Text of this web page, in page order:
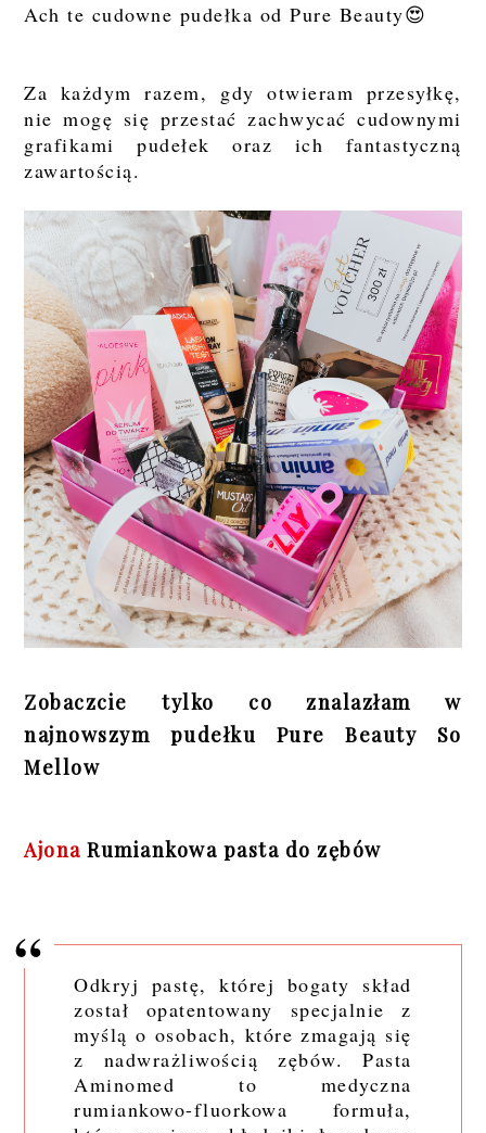
Ach te cudowne pudełka od Pure Beauty😍
Za każdym razem, gdy otwieram przesyłkę,
nie mogę się przestać zachwycać cudownymi
grafikami pudełek oraz ich fantastyczną
zawartością.
Zobaczcie tylko co znalazłam w
najnowszym pudełku Pure Beauty So
Mellow
Ajona Rumiankowa pasta do zębów
Odkryj pastę, której bogaty skład
został opatentowany specjalnie z
myślą o osobach, które zmagają się
z nadwrażliwością zębów. Pasta
Aminomed to medyczna
rumiankowo-fluorkowa formuła,